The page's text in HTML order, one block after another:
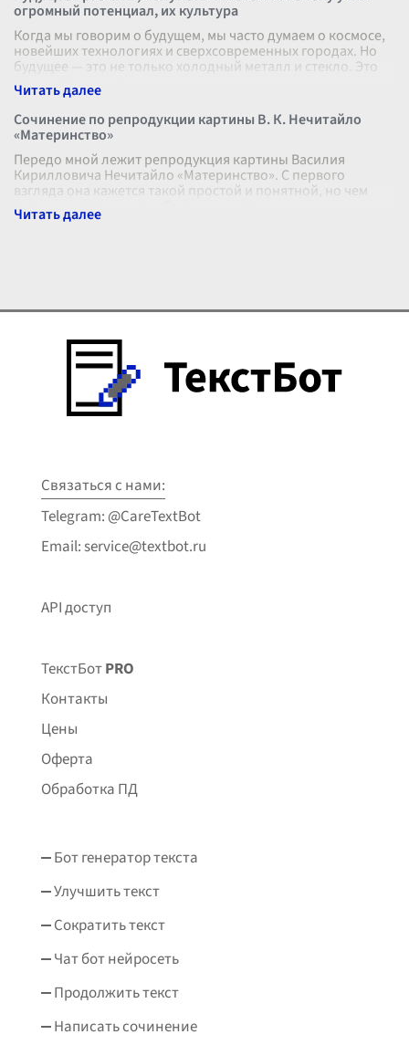
огромный потенциал, их культура
Когда мы говорим о будущем, мы часто думаем о космосе,
новейших технологиях и сверхсовременных городах. Но
будущее — это не только холодный металл и стекло. Это
также теплое солнце
Сочинение по репродукции картины В. К. Нечитайло
«Материнство»
Передо мной лежит репродукция картины Василия
Кирилловича Нечитайло «Материнство». С первого
взгляда она кажется такой простой и понятной, но чем
дольше смотришь, тем больше чувств
Связаться с нами:
Telegram: @CareTextBot
Email: service@textbot.ru
API доступ
ТекстБотPRO
Контакты
Цены
Оферта
Обработка ПД
Бот генератор текста
Улучшить текст
Сократить текст
Чат бот нейросеть
Продолжить текст
Написать сочинение